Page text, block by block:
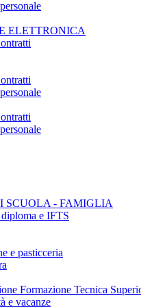
ELETTRONICA
SCUOLA - FAMIGLIA
e IFTS
e pasticceria
Formazione Tecnica
e vacanze